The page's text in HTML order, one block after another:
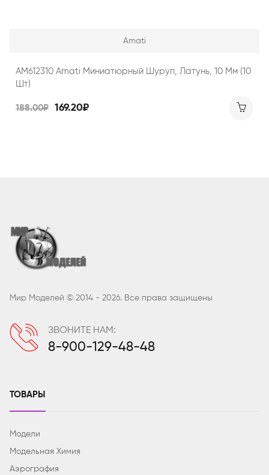
Amati
AM612310 Amati Миниатюрный Шуруп, Латунь, 10 Мм (10
Шт)
188.00₽ 169.20₽
Мир Моделей © 2014 - 2026. Все права защищены
ЗВОНИТЕ НАМ:
8-900-129-48-48
ТОВАРЫ
Модели
Модельная Химия
Аэрография